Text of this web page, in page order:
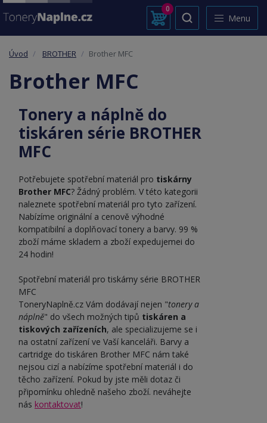
0
Menu
Úvod BROTHER Brother MFC
Brother MFC
Tonery a náplně do
tiskáren série BROTHER
MFC
Potřebujete spotřební materiál pro tiskárny
Brother MFC? Žádný problém. V této kategorii
naleznete spotřební materiál pro tyto zařízení.
Nabízíme originální a cenově výhodné
kompatibilní a doplňovací tonery a barvy. 99 %
zboží máme skladem a zboží expedujemei do
24 hodin!
Spotřební materiál pro tiskárny série BROTHER
MFC
ToneryNaplně.cz Vám dodávají nejen "tonery a
náplně" do všech možných tipů tiskáren a
tiskových zařízeních, ale specializujeme se i
na ostatní zařízení ve Vaší kanceláři. Barvy a
cartridge do tiskáren Brother MFC nám také
nejsou cizí a nabízíme spotřební materiál i do
těcho zařízení. Pokud by jste měli dotaz či
připomínku ohledně našeho zboží. neváhejte
nás kontaktovat!